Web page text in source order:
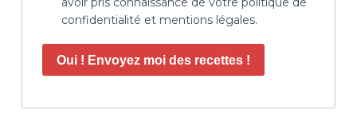
confidentialité et mentions légales.
Oui ! Envoyez moi des recettes !